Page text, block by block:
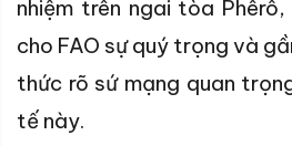
nhiệm trên ngai tòa
cho FAO sự quý trọng và
thức rõ sứ mạng quan
tế này.